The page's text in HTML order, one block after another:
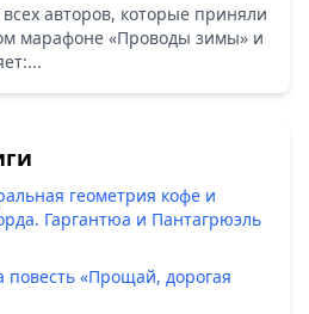
авторов, которые приняли
марафоне «Проводы зимы» и
геометрия кофе и
Гаргантюа и Пантагрюэль
повесть «Прощай, дорогая